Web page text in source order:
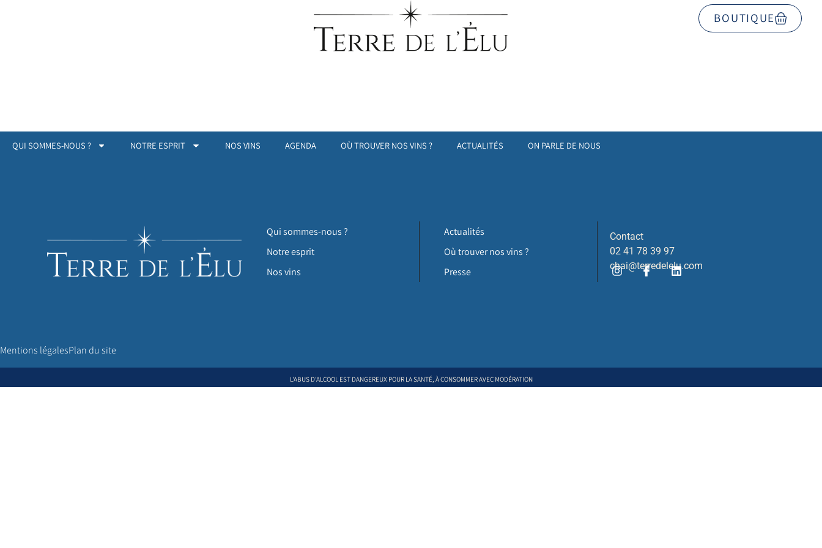
BOUTIQUE
QUI SOMMES-NOUS ? NOTRE ESPRIT NOS VINS AGENDA OÙ TROUVER NOS VINS ? ACTUALITÉS ON PARLE DE NOUS
Qui sommes-nous ?
Notre esprit
Nos vins
Actualités
Où trouver nos vins ?
Presse
Contact
02 41 78 39 97
chai@terredelelu.com
Mentions légalesPlan du site
L'ABUS D'ALCOOL EST DANGEREUX POUR LA SANTÉ, À CONSOMMER AVEC MODÉRATION